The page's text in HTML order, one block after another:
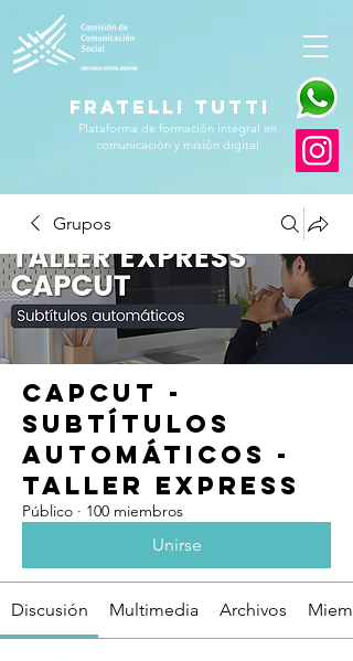
FRATELLI TUTTI
Plataforma de formación integral en
comunicación y misión digital
Grupos
CapCut -
Subtítulos
Automáticos -
Taller Express
Público · 100 miembros
Unirse
Discusión Multimedia Archivos